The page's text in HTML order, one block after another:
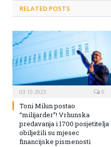
RELATED POSTS
03.10.2023 0
Toni Milun postao
“milijarder”! Vrhunska
predavanja i 1700 posjetitelja
obilježili su mjesec
financijske pismenosti